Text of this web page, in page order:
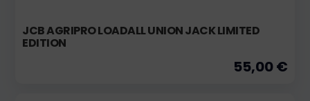
JCB AGRIPRO LOADALL UNION JACK LIMITED
EDITION
55,00 €